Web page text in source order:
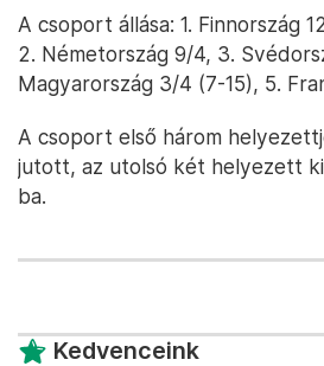
A csoport állása: 1. Finnország
2. Németország 9/4, 3.
Magyarország 3/4 (7-15), 5.
A csoport első három
jutott, az utolsó két helyezett
ba.
Kedvenceink